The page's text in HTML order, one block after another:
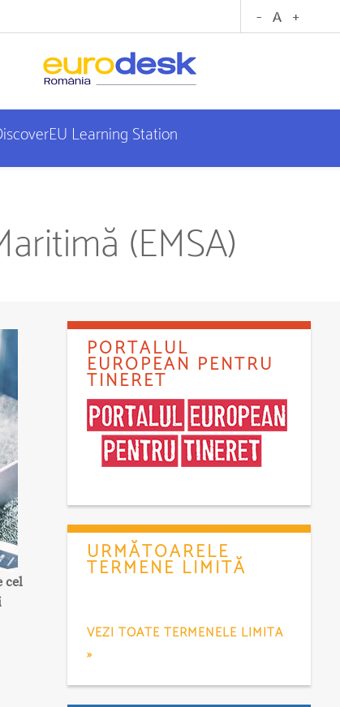
Learning Station
(EMSA)
cel
PORTALUL
EUROPEAN PENTRU
TINERET
URMĂTOARELE
TERMENE LIMITĂ
VEZI TOATE TERMENELE LIMITA
»